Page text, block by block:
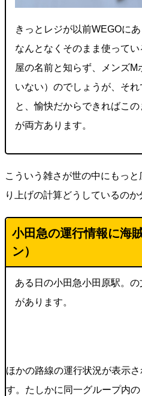
きっとレジが以前WEGOに
なんとなくそのまま使って
屋の名前と知らず、メンズ
いない）のでしょうが、そ
と、愉快だからできればこ
が両方あります。
こういう雑さが世の中にもっ
り上げの計算どうしているのか
小田急の運行情報に海
ン）
ある日の小田急小田原駅。
があります。
ほかの路線の運行状況が表示
す。たしかに同一グループ内